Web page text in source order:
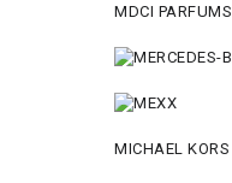
MDCI PARFUMS
MICHAEL KORS